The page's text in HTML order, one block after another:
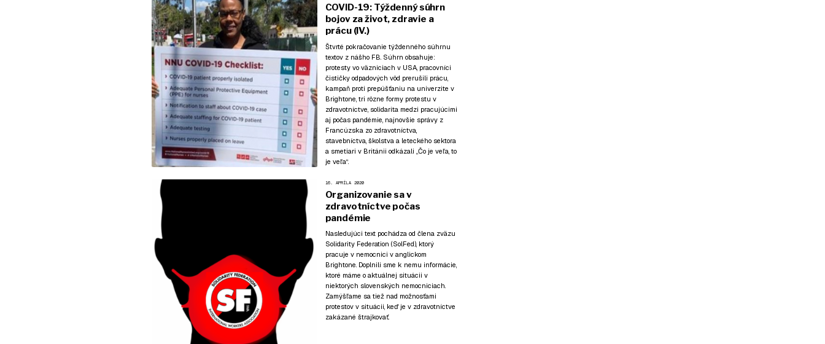
COVID-19: Týždenný súhrn
bojov za život, zdravie a
prácu (IV.)
Štvrté pokračovanie týždenného súhrnu
textov z nášho FB. Súhrn obsahuje:
protesty vo väzniciach v USA, pracovníci
čističky odpadových vôd prerušili prácu,
kampaň proti prepúšťaniu na univerzite v
Brightone, tri rôzne formy protestu v
zdravotníctve, solidarita medzi pracujúcimi
aj počas pandémie, najnovšie správy z
Francúzska zo zdravotníctva,
stavebníctva, školstva a leteckého sektora
a smetiari v Británii odkázali „Čo je veľa, to
je veľa“.
16. APRÍLA 2020
Organizovanie sa v
zdravotníctve počas
pandémie
Nasledujúci text pochádza od člena zväzu
Solidarity Federation (SolFed), ktorý
pracuje v nemocnici v anglickom
Brightone. Doplnili sme k nemu informácie,
ktoré máme o aktuálnej situácii v
niektorých slovenských nemocniciach.
Zamýšľame sa tiež nad možnosťami
protestov v situácii, keď je v zdravotníctve
zakázané štrajkovať.